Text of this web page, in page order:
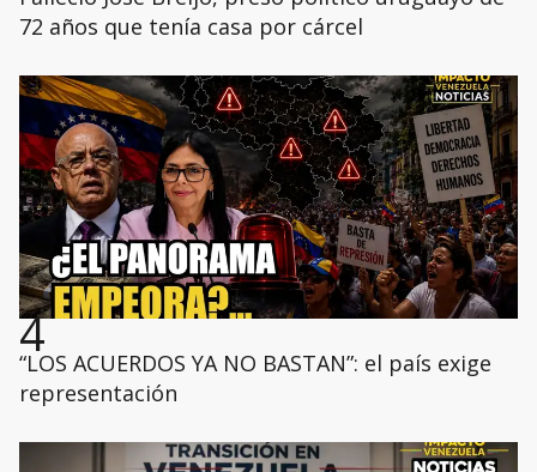
72 años que tenía casa por cárcel
4
“LOS ACUERDOS YA NO BASTAN”: el país exige
representación